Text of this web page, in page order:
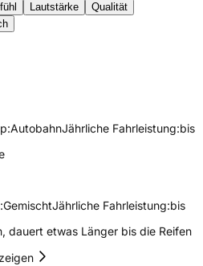
Lautstärke
Qualität
AutobahnJährliche Fahrleistung:bis
GemischtJährliche Fahrleistung:bis
dauert etwas Länger bis die Reifen